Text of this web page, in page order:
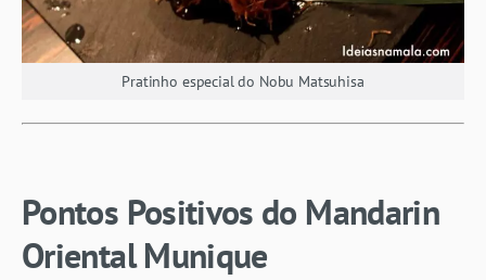
Pratinho especial do Nobu Matsuhisa
Pontos Positivos do Mandarin
Oriental Munique